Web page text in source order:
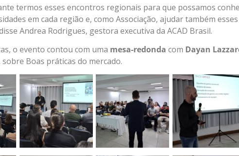
termos esses encontros regionais para que possamos
em cada região e, como Associação, ajudar também
Andrea Rodrigues, gestora executiva da ACAD Brasil.
o evento contou com uma mesa-redonda com Dayan
sobre Boas práticas do mercado.